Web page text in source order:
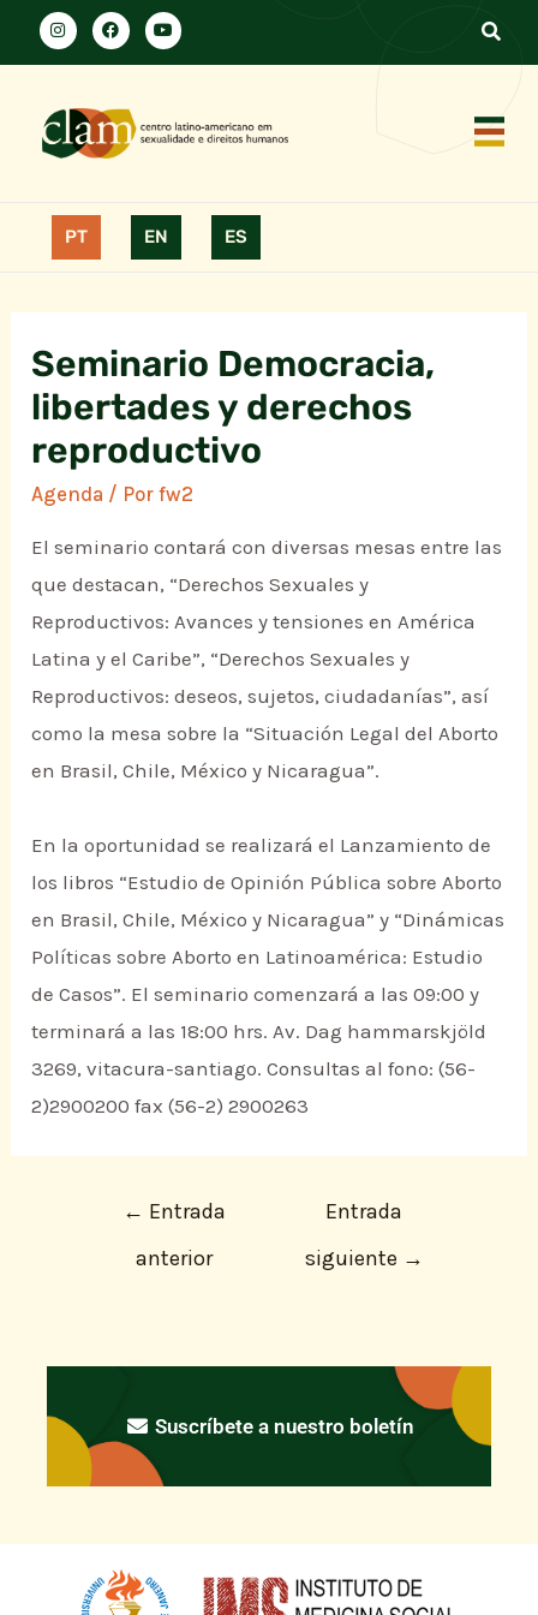
PT EN ES
Seminario Democracia,
libertades y derechos
reproductivo
Agenda / Porfw2
El seminario contará con diversas mesas entre las
que destacan, “Derechos Sexuales y
Reproductivos: Avances y tensiones en América
Latina y el Caribe”, “Derechos Sexuales y
Reproductivos: deseos, sujetos, ciudadanías”, así
como la mesa sobre la “Situación Legal del Aborto
en Brasil, Chile, México y Nicaragua”.
En la oportunidad se realizará el Lanzamiento de
los libros “Estudio de Opinión Pública sobre Aborto
en Brasil, Chile, México y Nicaragua” y “Dinámicas
Políticas sobre Aborto en Latinoamérica: Estudio
de Casos”. El seminario comenzará a las 09:00 y
terminará a las 18:00 hrs. Av. Dag hammarskjöld
3269, vitacura-santiago. Consultas al fono: (56-
2)2900200 fax (56-2) 2900263
← Entrada
anterior
Entrada
siguiente →
Suscríbete a nuestro boletín